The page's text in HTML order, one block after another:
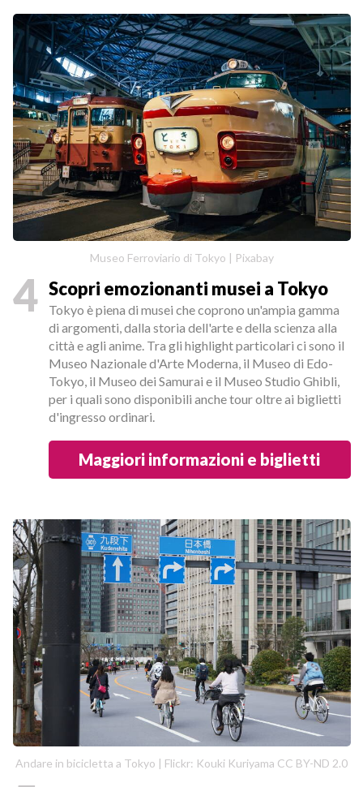
Museo Ferroviario di Tokyo | Pixabay
4 Scopri emozionanti musei a Tokyo
Tokyo è piena di musei che coprono un'ampia gamma
di argomenti, dalla storia dell'arte e della scienza alla
città e agli anime. Tra gli highlight particolari ci sono il
Museo Nazionale d'Arte Moderna, il Museo di Edo-
Tokyo, il Museo dei Samurai e il Museo Studio Ghibli,
per i quali sono disponibili anche tour oltre ai biglietti
d'ingresso ordinari.
Maggiori informazioni e biglietti
Andare in bicicletta a Tokyo | Flickr: Kouki Kuriyama CC BY-ND 2.0